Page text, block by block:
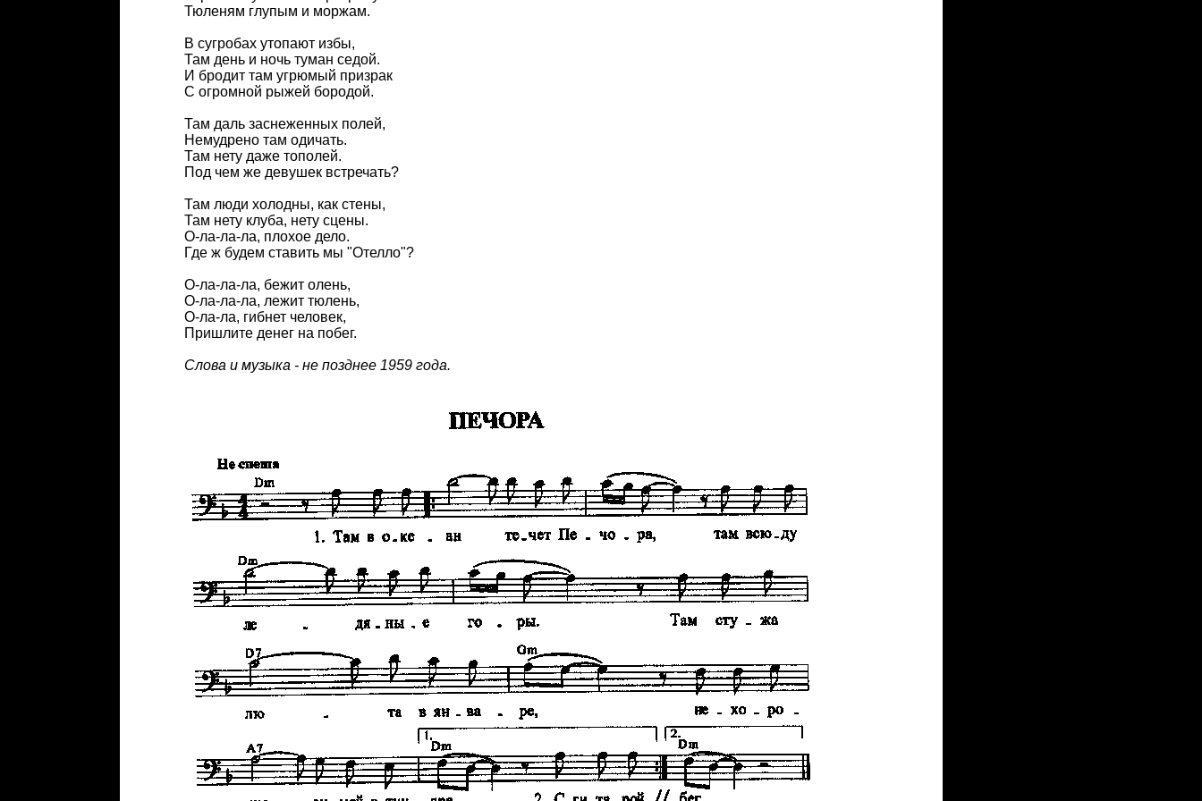
Тюленям глупым и моржам.
В сугробах утопают избы,
Там день и ночь туман седой.
И бродит там угрюмый призрак
С огромной рыжей бородой.
Там даль заснеженных полей,
Немудрено там одичать.
Там нету даже тополей.
Под чем же девушек встречать?
Там люди холодны, как стены,
Там нету клуба, нету сцены.
О-ла-ла-ла, плохое дело.
Где ж будем ставить мы "Отелло"?
О-ла-ла-ла, бежит олень,
О-ла-ла-ла, лежит тюлень,
О-ла-ла, гибнет человек,
Пришлите денег на побег.
Слова и музыка - не позднее 1959 года.